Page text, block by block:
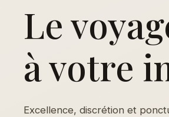
Le
à votre
Excellence, discrétion et